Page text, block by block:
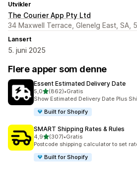
Utvikler
The Courier App Pty Ltd
34 Maxwell Terrace, Glenelg East, SA,
Lansert
5. juni 2025
Flere apper som denne
Essent Estimated Delivery Date
5,0av 5 stjerner
(862)
Totalt 862 omtaler
•Gratis
Show Estimated Delivery Date Plus
Built for Shopify
SMART Shipping Rates & Rules
4,9av 5 stjerner
(307)
Totalt 307 omtaler
•Gratis
Postcode shipping calculator to set
Built for Shopify